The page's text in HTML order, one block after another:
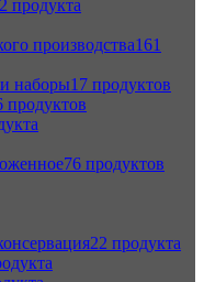
2 продукта
производства161
наборы17 продуктов
продуктов
76 продуктов
22 продукта